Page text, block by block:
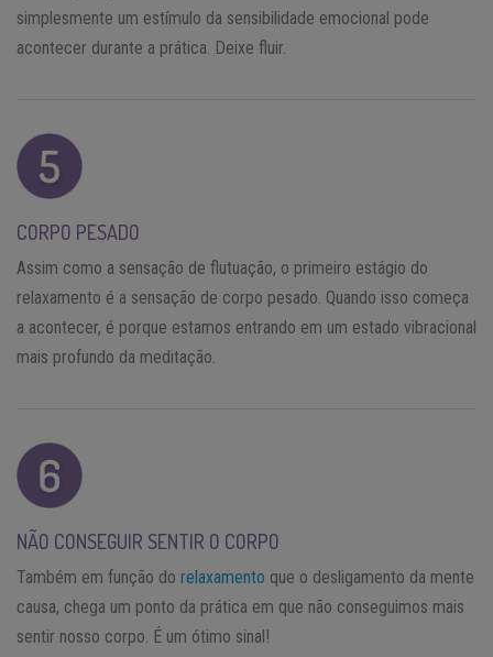
simplesmente um estímulo da sensibilidade emocional pode
acontecer durante a prática. Deixe fluir.
CORPO PESADO
Assim como a sensação de flutuação, o primeiro estágio do
relaxamento é a sensação de corpo pesado. Quando isso começa
a acontecer, é porque estamos entrando em um estado vibracional
mais profundo da meditação.
NÃO CONSEGUIR SENTIR O CORPO
Também em função do relaxamento que o desligamento da mente
causa, chega um ponto da prática em que não conseguimos mais
sentir nosso corpo. É um ótimo sinal!